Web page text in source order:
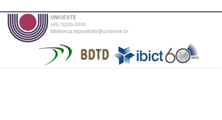
UNIOESTE
(45) 3220-3000
biblioteca.repositorio@unioeste.br